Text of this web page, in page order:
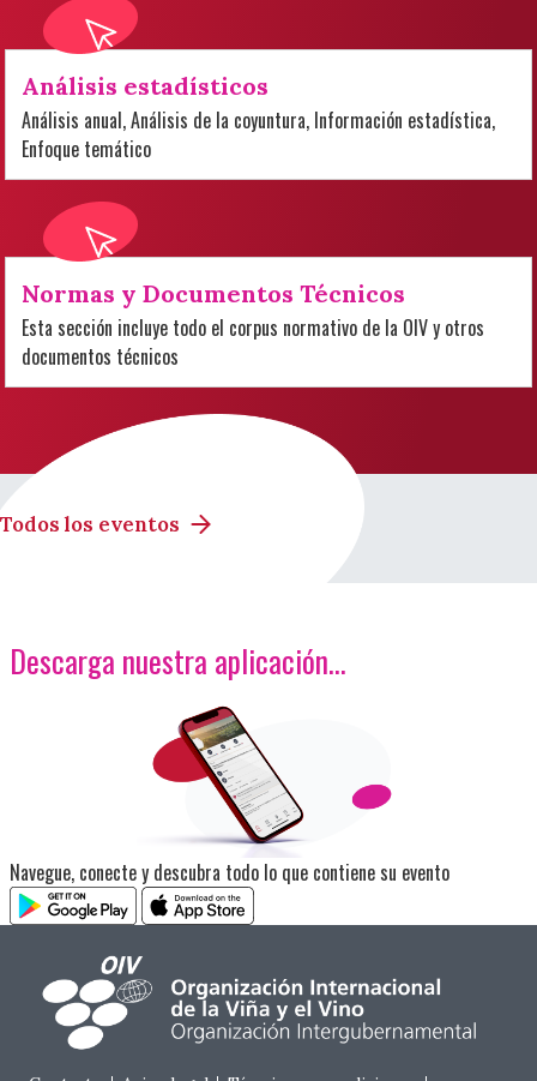
Análisis estadísticos
Análisis anual, Análisis de la coyuntura, Información estadística,
Enfoque temático
Normas y Documentos Técnicos
Esta sección incluye todo el corpus normativo de la OIV y otros
documentos técnicos
Todos los eventos
Descarga nuestra aplicación…
<p>Imagen</p>
Navegue, conecte y descubra todo lo que contiene su evento